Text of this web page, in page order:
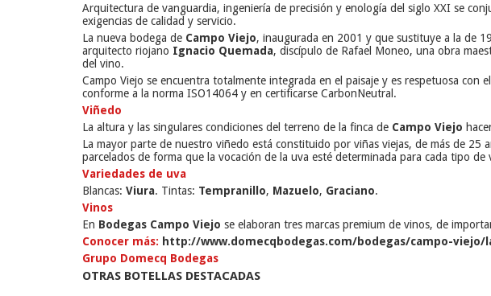
Arquitectura de vanguardia, ingeniería de precisión y enología del siglo XXI se
exigencias de calidad y servicio.
La nueva bodega de Campo Viejo, inaugurada en 2001 y que sustituye a la de
arquitecto riojano Ignacio Quemada, discípulo de Rafael Moneo, una obra
del vino.
Campo Viejo se encuentra totalmente integrada en el paisaje y es respetuosa
conforme a la norma ISO14064 y en certificarse CarbonNeutral.
Viñedo
La altura y las singulares condiciones del terreno de la finca de Campo Viejo
La mayor parte de nuestro viñedo está constituido por viñas viejas, de más de 25
parcelados de forma que la vocación de la uva esté determinada para cada tipo de
Variedades de uva
Blancas: Viura. Tintas: Tempranillo, Mazuelo, Graciano.
Vinos
En Bodegas Campo Viejo se elaboran tres marcas premium de vinos, de
Conocer más: http://www.domecqbodegas.com/bodegas/campo-viejo/
Grupo Domecq Bodegas
OTRAS BOTELLAS DESTACADAS